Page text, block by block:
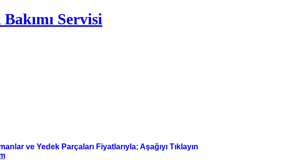
Servisi
ve Yedek Parçaları Fiyatlarıyla; Aşağıyı Tıklayın